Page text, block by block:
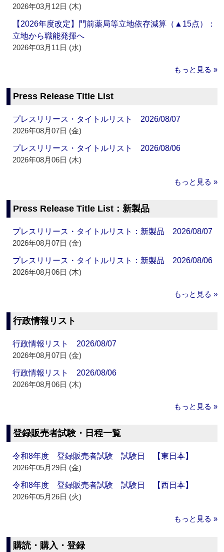
2026年03月12日 (木)
【2026年度改定】門前薬局等立地依存減算（▲15点）：
立地から職能発揮へ
2026年03月11日 (水)
もっと見る »
Press Release Title List
プレスリリース・タイトルリスト 2026/08/07
2026年08月07日 (金)
プレスリリース・タイトルリスト 2026/08/06
2026年08月06日 (木)
もっと見る »
Press Release Title List：新製品
プレスリリース・タイトルリスト：新製品 2026/08/07
2026年08月07日 (金)
プレスリリース・タイトルリスト：新製品 2026/08/06
2026年08月06日 (木)
もっと見る »
行政情報リスト
行政情報リスト 2026/08/07
2026年08月07日 (金)
行政情報リスト 2026/08/06
2026年08月06日 (木)
もっと見る »
登録販売者試験・日程一覧
令和8年度 登録販売者試験 試験日 【東日本】
2026年05月29日 (金)
令和8年度 登録販売者試験 試験日 【西日本】
2026年05月26日 (火)
もっと見る »
購読・購入・登録